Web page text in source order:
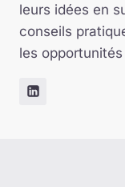
leurs idées en
conseils
les